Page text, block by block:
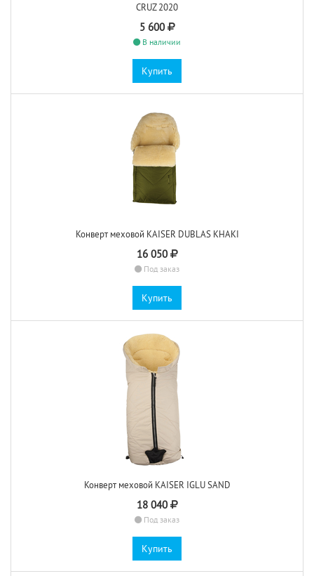
CRUZ 2020
5 600
В наличии
Купить
Конверт меховой KAISER DUBLAS KHAKI
16 050
Под заказ
Купить
Конверт меховой KAISER IGLU SAND
18 040
Под заказ
Купить